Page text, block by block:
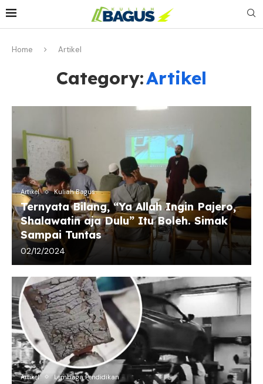
Home Artikel
Category:Artikel
Artikel Kuliah Bagus
Ternyata Bilang, “Ya Allah Ingin Pajero,
Shalawatin aja Dulu” Itu Boleh. Simak
Sampai Tuntas
02/12/2024
Artikel Lembaga Pendidikan